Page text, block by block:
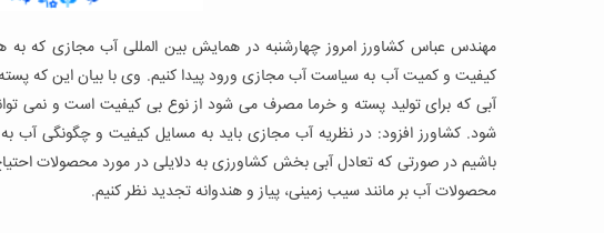
مهندس عباس کشاورز امروز چهارشنبه در همایش بین المللی آب مجازی که به
کیفیت و کمیت آب به سیاست آب مجازی ورود پیدا کنیم. وی با بیان این که
آبی که برای تولید پسته و خرما مصرف می شود از نوع بی کیفیت است و نمی
شود. کشاورز افزود: در نظریه آب مجازی باید به مسایل کیفیت و چگونگی آب
باشیم در صورتی که تعادل آبی بخش کشاورزی به دلایلی در مورد محصولات
محصولات آب بر مانند سیب زمینی، پیاز و هندوانه تجدید نظر کنیم.